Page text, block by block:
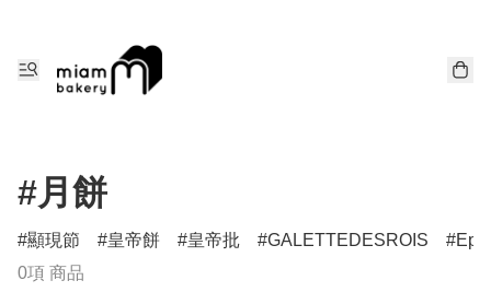
#月餅
顯現節 皇帝餅 皇帝批 GALETTEDESROIS
0項 商品